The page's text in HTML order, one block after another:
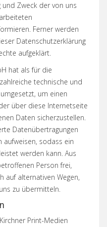
Zweck der von uns
Ferner werden
Datenschutzerklärung
aufgeklärt.
hat als für die
technische und
um einen
über diese Internetseite
Daten sicherzustellen.
Datenübertragungen
aufweisen, sodass ein
werden kann. Aus
Person frei,
auf alternativen Wegen,
zu übermitteln.
Print-Medien